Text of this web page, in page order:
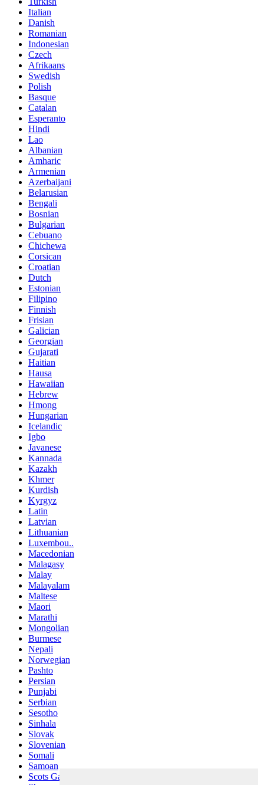
Italian
Danish
Romanian
Indonesian
Czech
Afrikaans
Swedish
Polish
Basque
Catalan
Esperanto
Hindi
Lao
Albanian
Amharic
Armenian
Azerbaijani
Belarusian
Bengali
Bosnian
Bulgarian
Cebuano
Chichewa
Corsican
Croatian
Dutch
Estonian
Filipino
Finnish
Frisian
Galician
Georgian
Gujarati
Haitian
Hausa
Hawaiian
Hebrew
Hmong
Hungarian
Icelandic
Igbo
Javanese
Kannada
Kazakh
Khmer
Kurdish
Kyrgyz
Latin
Latvian
Lithuanian
Luxembou..
Macedonian
Malagasy
Malay
Malayalam
Maltese
Maori
Marathi
Mongolian
Burmese
Nepali
Norwegian
Pashto
Persian
Punjabi
Serbian
Sesotho
Sinhala
Slovak
Slovenian
Somali
Samoan
Scots Gaelic